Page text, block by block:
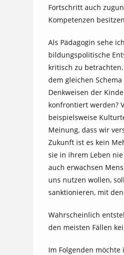
Fortschritt auch
Kompetenzen
Als Pädagogin sehe
bildungspolitische
kritisch zu
dem gleichen
Denkweisen der
konfrontiert werden?
beispielsweise
Meinung, dass wir
Zukunft ist es kein
sie in ihrem Leben
auch erwachsen
uns nutzen wollen,
sanktionieren, mit
Wahrscheinlich
den meisten Fällen
Im Folgenden